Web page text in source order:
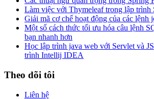
Làm việc với Thymeleaf trong lập trình
Giải mã cơ chế hoạt động của các lệnh
Một số cách thức tối ưu hóa câu lệnh
bạn nhanh hơn
Học lập trình java web với Servlet và
trình Intellij IDEA
Theo dõi tôi
Liên hệ